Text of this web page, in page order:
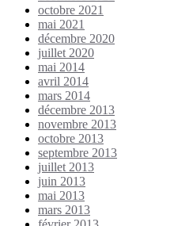
octobre 2021
mai 2021
décembre 2020
juillet 2020
mai 2014
avril 2014
mars 2014
décembre 2013
novembre 2013
octobre 2013
septembre 2013
juillet 2013
juin 2013
mai 2013
mars 2013